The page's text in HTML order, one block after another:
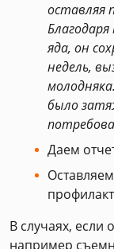
оставляя
яда, он
недель,
было
Даем
В случаях, если
например